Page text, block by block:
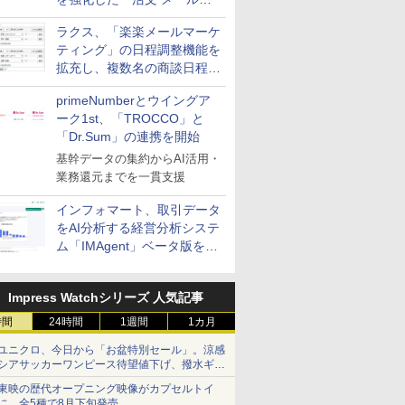
送信防止アドインサービス」
を提供
ラクス、「楽楽メールマーケ
ティング」の日程調整機能を
拡充し、複数名の商談日程調
整を効率化
primeNumberとウイングア
ーク1st、「TROCCO」と
「Dr.Sum」の連携を開始
基幹データの集約からAI活用・
業務還元までを一貫支援
インフォマート、取引データ
をAI分析する経営分析システ
ム「IMAgent」ベータ版を提
Impress Watchシリーズ 人気記事
24時間 1週間 1カ月
ニクロ、今日から「お盆特別セール」。涼感
アサッカーワンピース待望値下げ、撥水ギア
ョーツは1990円に
映の歴代オープニング映像がカプセルトイ